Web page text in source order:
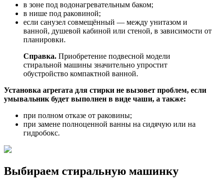
в зоне под водонагревательным баком;
в нише под раковиной;
если санузел совмещённый — между унитазом и
ванной, душевой кабиной или стеной, в зависимости от
планировки.
Справка. Приобретение подвесной модели
стиральной машины значительно упростит
обустройство компактной ванной.
Установка агрегата для стирки не вызовет проблем, если
умывальник будет выполнен в виде чаши, а также:
при полном отказе от раковины;
при замене полноценной ванны на сидячую или на
гидробокс.
Выбираем стиральную машинку